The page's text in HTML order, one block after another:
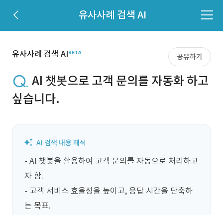
유사사례 검색 AI
유사사례 검색 AI 공유하기
AI 챗봇으로 고객 문의를 자동화 하고
싶습니다.
- AI 챗봇을 활용하여 고객 문의를 자동으로 처리하고
자 함.
- 고객 서비스 효율성을 높이고, 응답 시간을 단축하
는 목표.